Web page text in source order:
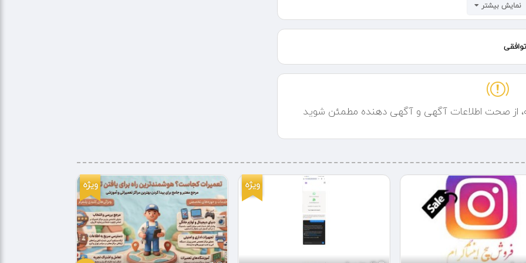
تعیین می‌شود، اما همیشه تلاش ما ارائه بهترین کیفیت با قیمت منصفانه
مشتری و رشد درآمد شماست.
همین حالا اقدام کنید.
نمایش بیشتر
توافقی
از صحت اطلاعات آگهی و آگهی دهنده مطمئن شوید
ویژه ویژه